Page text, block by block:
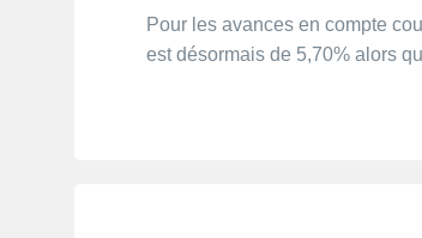
Pour les avances en compte
est désormais de 5,70% alors